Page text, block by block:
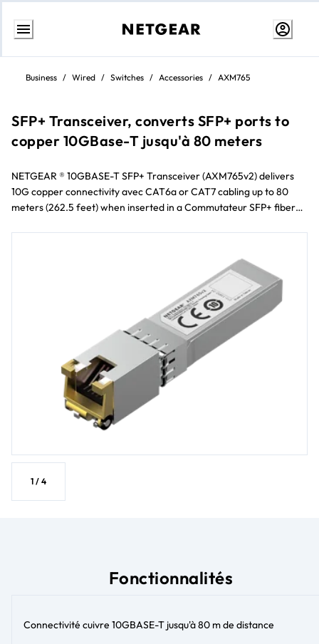
Aller
contenuBusiness / Wired / Switches / Accessories / AXM765
SFP+ Transceiver, converts SFP+ ports to
copper 10GBase-T jusqu'à 80 meters
NETGEAR ® 10GBASE-T SFP+ Transceiver (AXM765v2) delivers
10G copper connectivity avec CAT6a or CAT7 cabling up to 80
meters (262.5 feet) when inserted in a Commutateur SFP+ fiber
1 / 4
Fonctionnalités
Connectivité cuivre 10GBASE-T jusqu'à 80 m de distance